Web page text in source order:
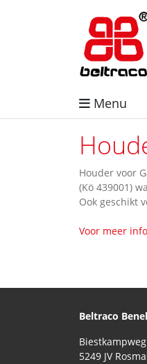
Menu
Houder voor
(Kö 439001)
Ook geschikt
Voor meer
Beltraco
Biestkampweg
5249 JV